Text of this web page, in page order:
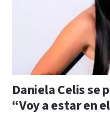
Daniela Celis se
“Voy a estar en